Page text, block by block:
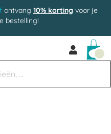
ontvang 10% korting voor je
bestelling!